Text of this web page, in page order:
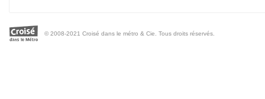
© 2008-2021 Croisé dans le métro & Cie. Tous droits réservés.